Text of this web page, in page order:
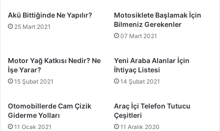
Akü Bittiğinde Ne Yapılır?
25 Mart 2021
Motosiklete Başlamak İçin
Bilmeniz Gerekenler
07 Mart 2021
Motor Yağ Katkısı Nedir? Ne
İşe Yarar?
15 Şubat 2021
Yeni Araba Alanlar İçin
İhtiyaç Listesi
14 Şubat 2021
Otomobillerde Cam Çizik
Giderme Yolları
11 Ocak 2021
Araç İçi Telefon Tutucu
Çeşitleri
11 Aralık 2020